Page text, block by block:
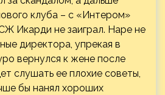
клуба – с «Интером»
Икарди не заиграл. Наре не
директора, упрекая в
вернулся к жене после
слушать ее плохие советы,
бы нанял хороших